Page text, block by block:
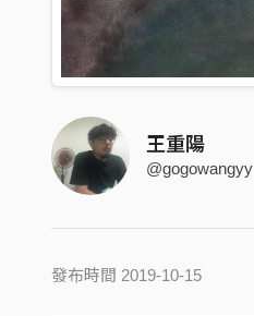
王重陽
@gogowangyy
發布時間 2019-10-15